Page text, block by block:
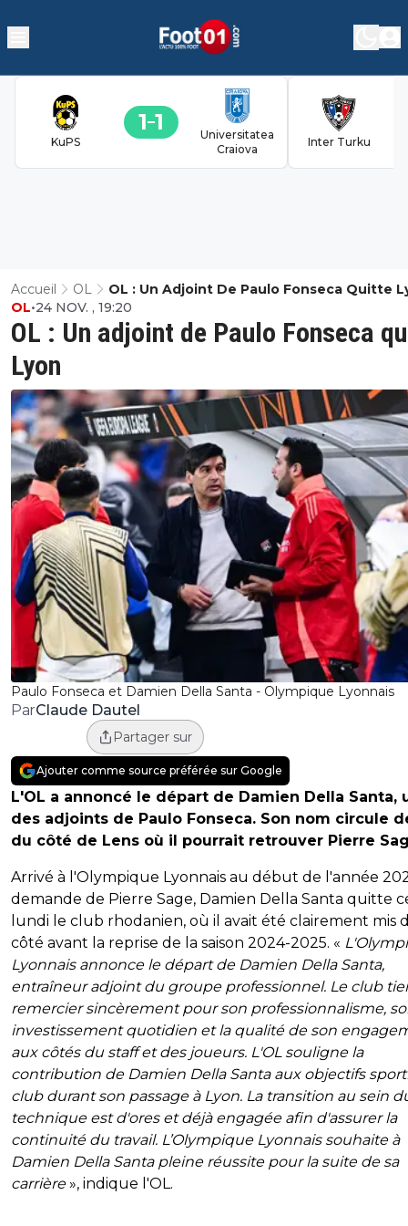
KuPS
1 1
Universitatea
Craiova
Inter Turku
Accueil OL OL : Un Adjoint De Paulo Fonseca Quitte
Paulo Fonseca et Damien Della Santa - Olympique Lyonnais
OL : Un adjoint de Paulo Fonseca
Lyon
OL•24 NOV. , 19:20
ParClaude Dautel
Partager sur
Ajouter comme source préférée sur Google
L'OL a annoncé le départ de Damien Della Santa,
des adjoints de Paulo Fonseca. Son nom circule
du côté de Lens où il pourrait retrouver Pierre
Arrivé à l'Olympique Lyonnais au début de l'année
demande de Pierre Sage, Damien Della Santa quitte
lundi le club rhodanien, où il avait été clairement mis
côté avant la reprise de la saison 2024-2025. «
Lyonnais annonce le départ de Damien Della Santa,
entraîneur adjoint du groupe professionnel. Le club
remercier sincèrement pour son professionnalisme,
investissement quotidien et la qualité de son
aux côtés du staff et des joueurs. L'OL souligne la
contribution de Damien Della Santa aux objectifs
club durant son passage à Lyon. La transition au sein
technique est d'ores et déjà engagée afin d'assurer la
continuité du travail. L’Olympique Lyonnais souhaite à
Damien Della Santa pleine réussite pour la suite de sa
carrière», indique l'OL.